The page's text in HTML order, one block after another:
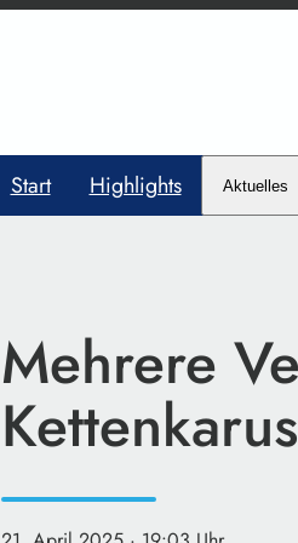
Start Highlights Aktuelles
Mehrere